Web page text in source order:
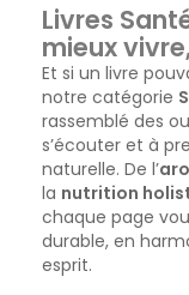
Livres
mieux
Et si un livre
notre catégorie
rassemblé des
s’écouter et à
naturelle. De l’
la nutrition
chaque page
durable, en
esprit.